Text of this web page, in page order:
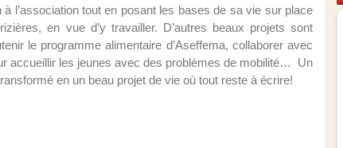
l’association tout en posant les bases de sa vie sur place
en vue d’y travailler. D’autres beaux projets sont
le programme alimentaire d’Aseffema, collaborer avec
accueillir les jeunes avec des problèmes de mobilité… Un
en un beau projet de vie où tout reste à écrire!